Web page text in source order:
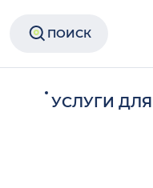
ПОИСК
УСЛУГИ